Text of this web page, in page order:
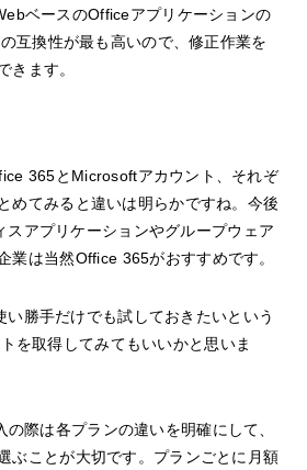
ベースのOfficeアプリケーションの
互換性が最も高いので、修正作業を
きます。
365とMicrosoftアカウント、それぞ
めてみると違いは明らかですね。今後
スアプリケーションやグループウェア
業は当然Office 365がおすすめです。
勝手だけでも試しておきたいという
を取得してみてもいいかと思いま
際は各プランの違いを明確にして、
ぶことが大切です。プランごとに月額